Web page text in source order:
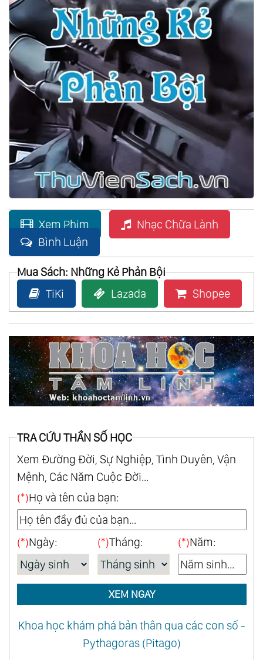
Xem Phim
Nhạc Chữa Lành
Bình Luận
Mua Sách: Những Kẻ Phản Bội
TiKi
Lazada Shopee
TRA CỨU THẦN SỐ HỌC
Xem Đường Đời, Sự Nghiệp, Tình Duyên, Vận
Mệnh, Các Năm Cuộc Đời...
(*)Họ và tên của bạn:
(*)Ngày: (*)Tháng: (*)Năm:
XEM NGAY
Khoa học khám phá bản thân qua các con số -
Pythagoras (Pitago)